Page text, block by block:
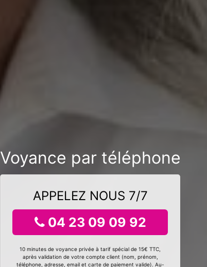
Voyance par téléphone
APPELEZ NOUS 7/7
04 23 09 09 92
10 minutes de voyance privée à tarif spécial de 15€ TTC,
après validation de votre compte client (nom, prénom,
téléphone, adresse, email et carte de paiement valide). Au-